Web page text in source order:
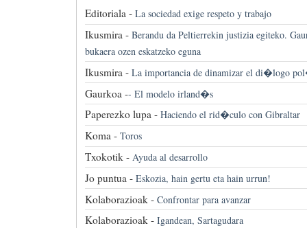
Editoriala - La sociedad exige respeto y trabajo
Ikusmira - Berandu da Peltierrekin justizia egiteko.
bukaera ozen eskatzeko eguna
Ikusmira - La importancia de dinamizar el di�logo
Gaurkoa -- El modelo irland�s
Paperezko lupa - Haciendo el rid�culo con Gibraltar
Koma - Toros
Txokotik - Ayuda al desarrollo
Jo puntua - Eskozia, hain gertu eta hain urrun!
Kolaborazioak - Confrontar para avanzar
Kolaborazioak - Igandean, Sartagudara